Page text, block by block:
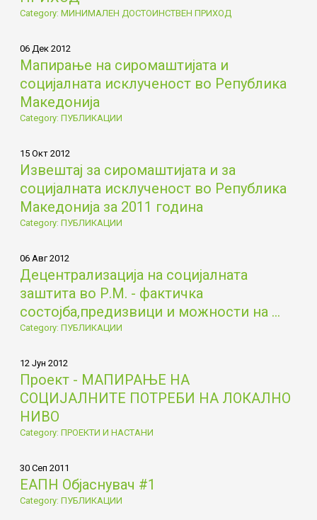
Category: МИНИМАЛЕН ДОСТОИНСТВЕН ПРИХОД
06 Дек 2012
Мапирање на сиромаштијата и
социјалната исклученост во Република
Македонија
Category: ПУБЛИКАЦИИ
15 Окт 2012
Извештај за сиромаштијата и за
социјалната исклученост во Република
Македонија за 2011 година
Category: ПУБЛИКАЦИИ
06 Авг 2012
Децентрализација на социјалната
заштита во Р.М. - фактичка
состојба,предизвици и можности на ...
Category: ПУБЛИКАЦИИ
12 Јун 2012
Проект - МАПИРАЊЕ НА
СОЦИЈАЛНИТЕ ПОТРЕБИ НА ЛОКАЛНО
НИВО
Category: ПРОЕКТИ И НАСТАНИ
30 Сеп 2011
ЕАПН Објаснувач #1
Category: ПУБЛИКАЦИИ